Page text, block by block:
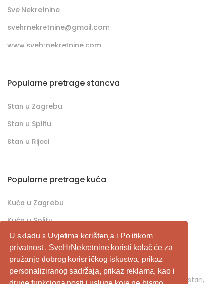
U skladu s Uvjetima korištenja i Politikom
privatnosti, SveHrNekretnine koristi kolačiće za
pružanje dobrog korisničkog iskustva, prikaz
personaliziranog sadržaja, prikaz reklama, kao i
Sve Nekretnine
svehrnekretnine@gmail.com
www.svehrnekretnine.com
Popularne pretrage stanova
Stan u Zagrebu
Stan u Splitu
Stan u Rijeci
Popularne pretrage kuća
Kuća u Zagrebu
Kuća u Splitu
Kuća u Rijeci
SveHrNekretnine.com predstavlja sveobuhvatan
pretraživač/oglašivač nekretnina. Ukoliko je u pitanju stan,